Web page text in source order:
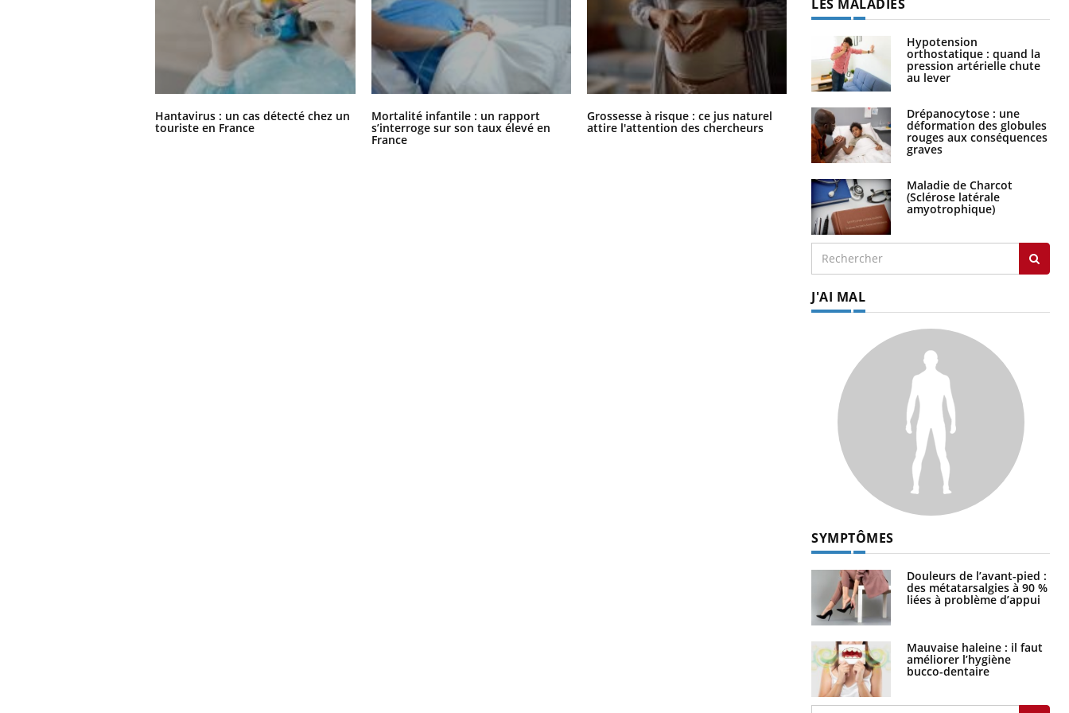
Hantavirus : un cas détecté chez un
touriste en France
Mortalité infantile : un rapport
s’interroge sur son taux élevé en
France
Grossesse à risque : ce jus naturel
attire l'attention des chercheurs
Comment oublier les écrans en
vacances ?
LES MALADIES
Hypotension
orthostatique : quand la
pression artérielle chute
au lever
Drépanocytose : une
déformation des globules
rouges aux conséquences
graves
Maladie de Charcot
(Sclérose latérale
amyotrophique)
J'AI MAL
SYMPTÔMES
Douleurs de l’avant-pied :
des métatarsalgies à 90 %
liées à problème d’appui
Mauvaise haleine : il faut
améliorer l’hygiène
bucco-dentaire